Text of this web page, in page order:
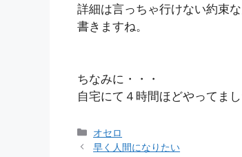
詳細は言っちゃ行けない約束
書きますね。
ちなみに・・・
自宅にて４時間ほどやってまし
カ
テ
オセロ
早く人間になりたい